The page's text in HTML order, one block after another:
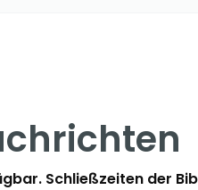
Schließzeiten der